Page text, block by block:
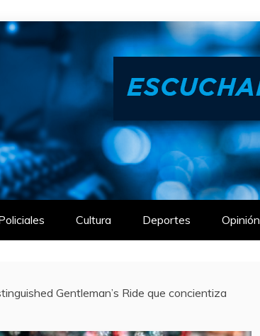
Cultura Deportes Opinión
Gentleman’s Ride que concientiza